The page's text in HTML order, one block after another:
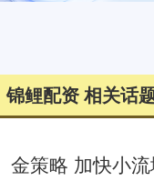
锦鲤配资 相关话